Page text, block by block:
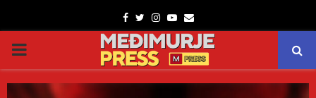
Facebook
TwitterInstagram
Youtube
Email
PRIMARY
MENU